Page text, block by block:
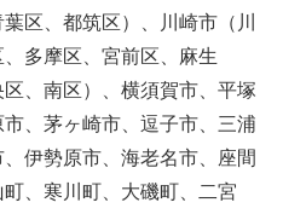
区、都筑区）、川崎市（川
多摩区、宮前区、麻生
、南区）、横須賀市、平塚
、茅ヶ崎市、逗子市、三浦
伊勢原市、海老名市、座間
、寒川町、大磯町、二宮